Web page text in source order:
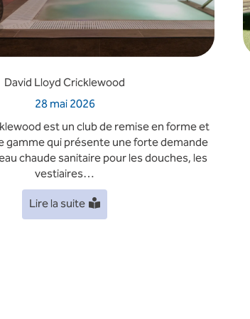
David Lloyd Cricklewood
28 mai 2026
est un club de remise en forme et
gamme qui présente une forte demande
chaude sanitaire pour les douches, les
vestiaires…
Lire la suite